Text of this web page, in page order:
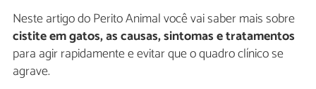
Neste artigo do Perito Animal você vai saber mais sobre
cistite em gatos, as causas, sintomas e tratamentos
para agir rapidamente e evitar que o quadro clínico se
agrave.